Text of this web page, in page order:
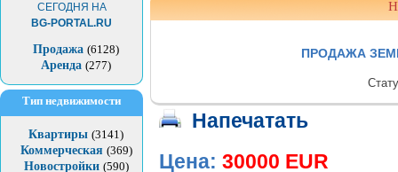
СЕГОДНЯ НА
BG-PORTAL.RU
Продажа (6128)
Аренда (277)
Тип недвижимости
Квартиры (3141)
Коммерческая (369)
Новостройки (590)
ПРОДАЖА
Напечатать
Цена: 30000 EUR